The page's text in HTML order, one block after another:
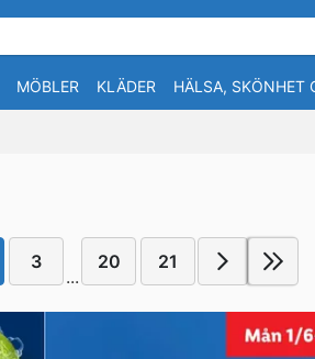
MÖBLER KLÄDER HÄLSA, SKÖNHET
3
...
20 21